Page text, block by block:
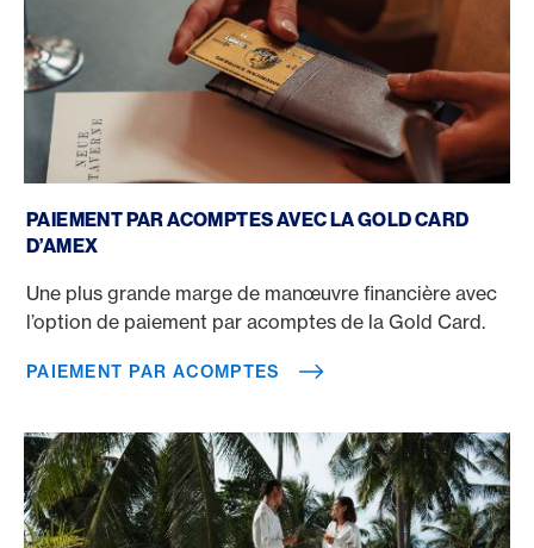
PAIEMENT PAR ACOMPTES AVEC LA GOLD CARD
D’AMEX
Une plus grande marge de manœuvre financière avec
l’option de paiement par acomptes de la Gold Card.
PAIEMENT PAR ACOMPTES